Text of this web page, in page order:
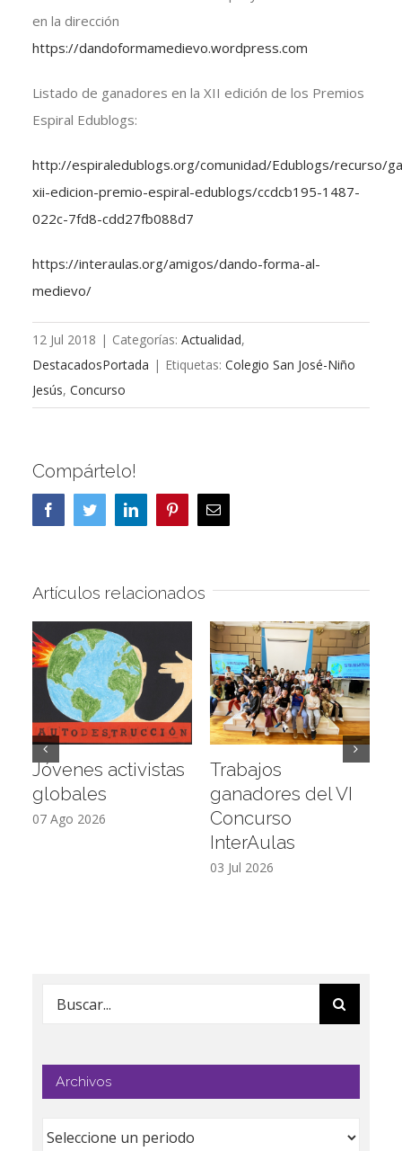
en la dirección
https://dandoformamedievo.wordpress.com
Listado de ganadores en la XII edición de los Premios
Espiral Edublogs:
http://espiraledublogs.org/comunidad/Edublogs/recurso/
xii-edicion-premio-espiral-edublogs/ccdcb195-1487-
022c-7fd8-cdd27fb088d7
https://interaulas.org/amigos/dando-forma-al-
medievo/
12 Jul 2018 | Categorías: Actualidad,
DestacadosPortada | Etiquetas: Colegio San José-Niño
Jesús, Concurso
Compártelo!
FacebookTwitterLinkedInPinterestCorreo
electrónico
Artículos relacionados
Jóvenes activistas
globales
07 Ago 2026
Trabajos
ganadores del VI
Concurso
InterAulas
03 Jul 2026
Buscar:
Archivos